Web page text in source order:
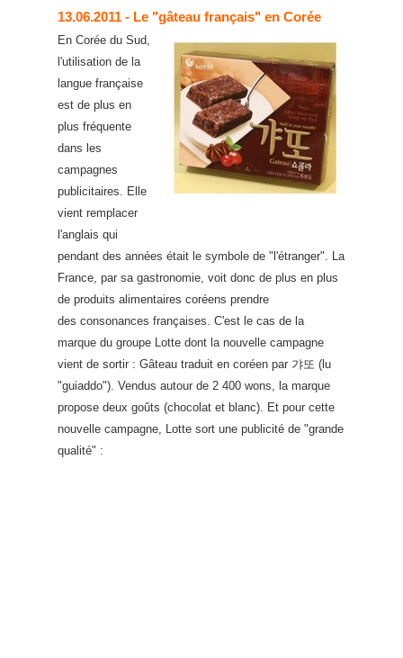
13.06.2011 - Le "gâteau français" en Corée
En Corée du Sud,
l'utilisation de la
langue française
est de plus en
plus fréquente
dans les
campagnes
publicitaires. Elle
vient remplacer
l'anglais qui
pendant des années était le symbole de "l'étranger". La
France, par sa gastronomie, voit donc de plus en plus
de produits alimentaires coréens prendre
des consonances françaises. C'est le cas de la
marque du groupe Lotte dont la nouvelle campagne
vient de sortir : Gâteau traduit en coréen par 갸또 (lu
"guiaddo"). Vendus autour de 2 400 wons, la marque
propose deux goûts (chocolat et blanc). Et pour cette
nouvelle campagne, Lotte sort une publicité de "grande
qualité" :